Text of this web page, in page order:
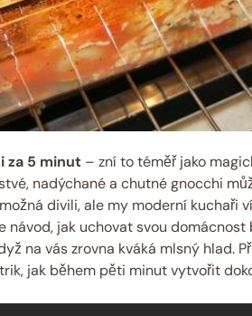
za 5 minut – zní to téměř jako
nadýchané a chutné gnocchi
divili, ale my moderní kuchaři
návod, jak uchovat svou domácnost
na vás zrovna kváká mlsný hlad.
jak během pěti minut vytvořit